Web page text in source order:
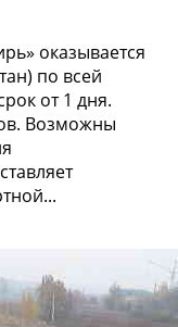
оказывается
по всей
от 1 дня.
Возможны